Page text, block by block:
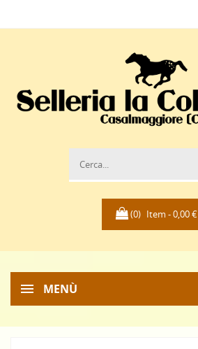
(0) Item -0,00 €
MENÙ